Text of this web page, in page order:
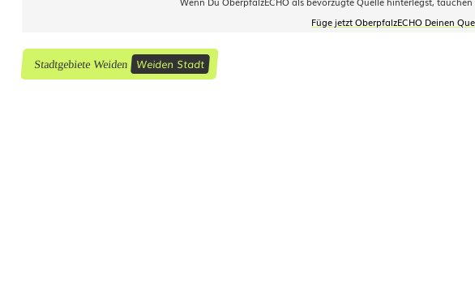
Füge jetzt OberpfalzECHO Deinen
Stadtgebiete Weiden Weiden Stadt